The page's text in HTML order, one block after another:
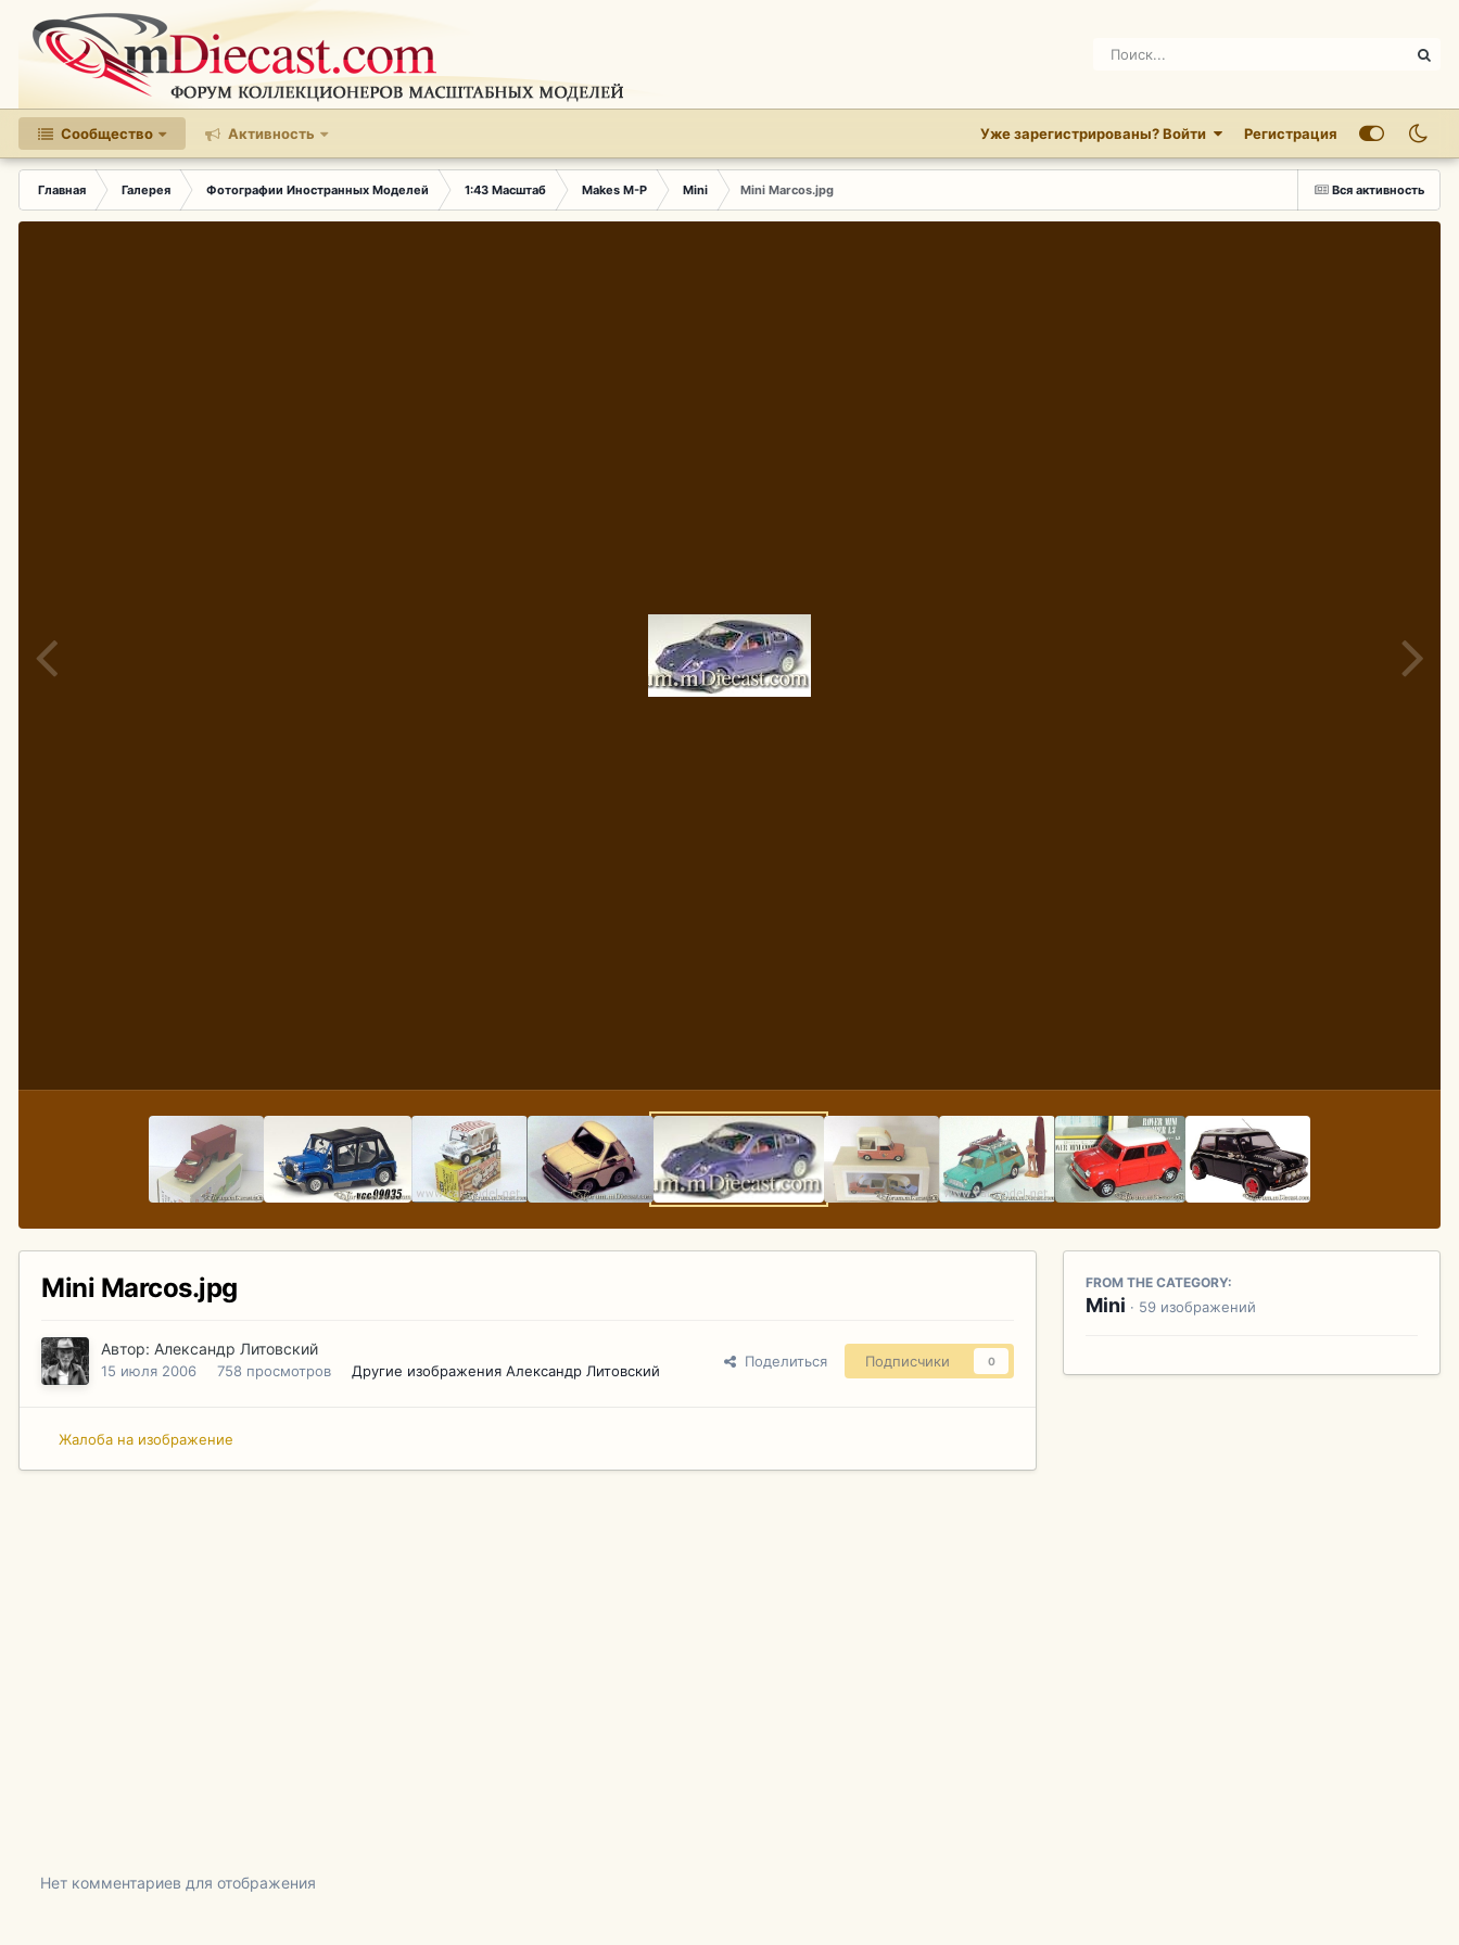
Сообщество Активность Уже зарегистрированы? Войти Регистрация
Вся активность
Главная Галерея Фотографии Иностранных Моделей 1:43 Масштаб Makes M-P Mini Mini Marcos.jpg
Mini Marcos.jpg
Автор: Александр Литовский
15 июля 2006 758 просмотров Другие изображения Александр Литовский
Поделиться Подписчики 0
Жалоба на изображение
FROM THE CATEGORY:
Mini · 59 изображений
Нет комментариев для отображения